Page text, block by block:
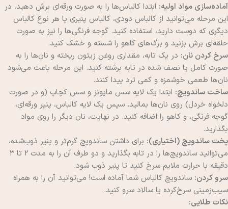
آماده‌سازی مواد اولیه: ابتدا کالباس‌ها را به صورت ورقه‌ای برش دهید. در
این مرحله می‌توانید از کالباس دودی، کالباس پنیری یا هر نوع کالباس
دیگری که دوست دارید، استفاده کنید. گوجه فرنگی‌ها را نیز به صورت
حلقه‌ای برش بزنید و برگ‌های کاهو را شسته و خشک کنید.
سرخ کردن نان: در یک تابه، مقداری روغن زیتون ریخته و نان‌ها را به
صورت کامل یا نصف شده در تابه برشته کنید. این مرحله باعث می‌شود
نان‌ها طعمی خوشمزه و کمی ترد پیدا کنند.
ساخت ساندویچ: ابتدا یک لایه سس مایونز و سس کچاپ (و در صورت
دلخواه خردل) روی نان‌ها بمالید. سپس یک لایه کالباس، پنیر ورقه‌ای،
گوجه فرنگی، و کاهو را اضافه کنید. در نهایت، نان دیگر را روی مواد
بگذارید.
پخت ساندویچ (اختیاری): برای داشتن ساندویچ گرم‌تر و پنیر ذوب‌شده،
می‌توانید ساندویچ‌ها را در تابه بگذارید و دو طرف آن را به مدت ۲ تا ۳
دقیقه با حرارت ملایم سرخ کنید تا پنیر ذوب شود.
سرو کردن: ساندویچ کالباس شما آماده است! می‌توانید آن را به همراه
سیب‌زمینی سرخ‌کرده یا سالاد سرو کنید.
نکات طلایی: